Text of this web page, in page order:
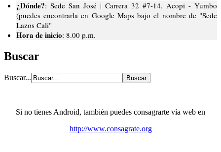
¿Dónde?: Sede San José | Carrera 32 #7-14, Acopi - Yumbo
(puedes encontrarla en Google Maps bajo el nombre de "Sede
Lazos Cali"
Hora de inicio: 8.00 p.m.
Buscar
Buscar...
Si no tienes Android, también puedes consagrarte vía web en
http://www.consagrate.org